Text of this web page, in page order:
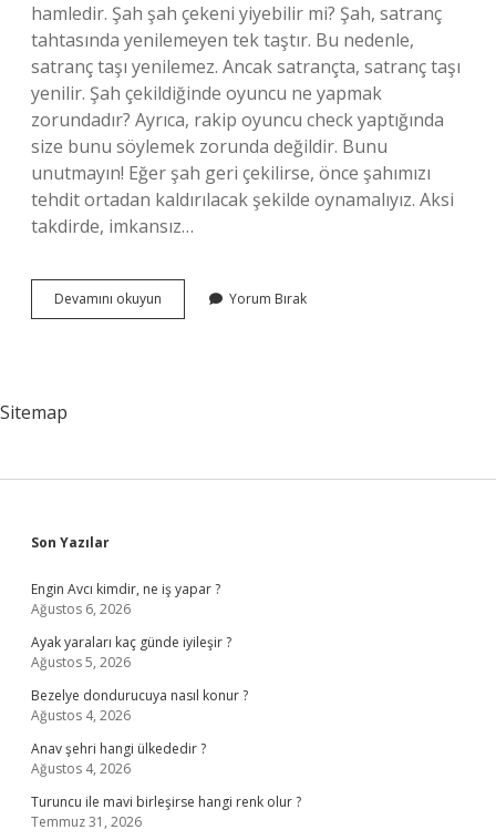
hamledir. Şah şah çekeni yiyebilir mi? Şah, satranç
tahtasında yenilemeyen tek taştır. Bu nedenle,
satranç taşı yenilemez. Ancak satrançta, satranç taşı
yenilir. Şah çekildiğinde oyuncu ne yapmak
zorundadır? Ayrıca, rakip oyuncu check yaptığında
size bunu söylemek zorunda değildir. Bunu
unutmayın! Eğer şah geri çekilirse, önce şahımızı
tehdit ortadan kaldırılacak şekilde oynamalıyız. Aksi
takdirde, imkansız…
Devamını okuyun Satrançta
Şah
Yorum Bırak
Sitemap
Sidebar
Son Yazılar
Engin Avcı kimdir, ne iş yapar ?
Ağustos 6, 2026
Ayak yaraları kaç günde iyileşir ?
Ağustos 5, 2026
Bezelye dondurucuya nasıl konur ?
Ağustos 4, 2026
Anav şehri hangi ülkededir ?
Ağustos 4, 2026
Turuncu ile mavi birleşirse hangi renk olur ?
Temmuz 31, 2026